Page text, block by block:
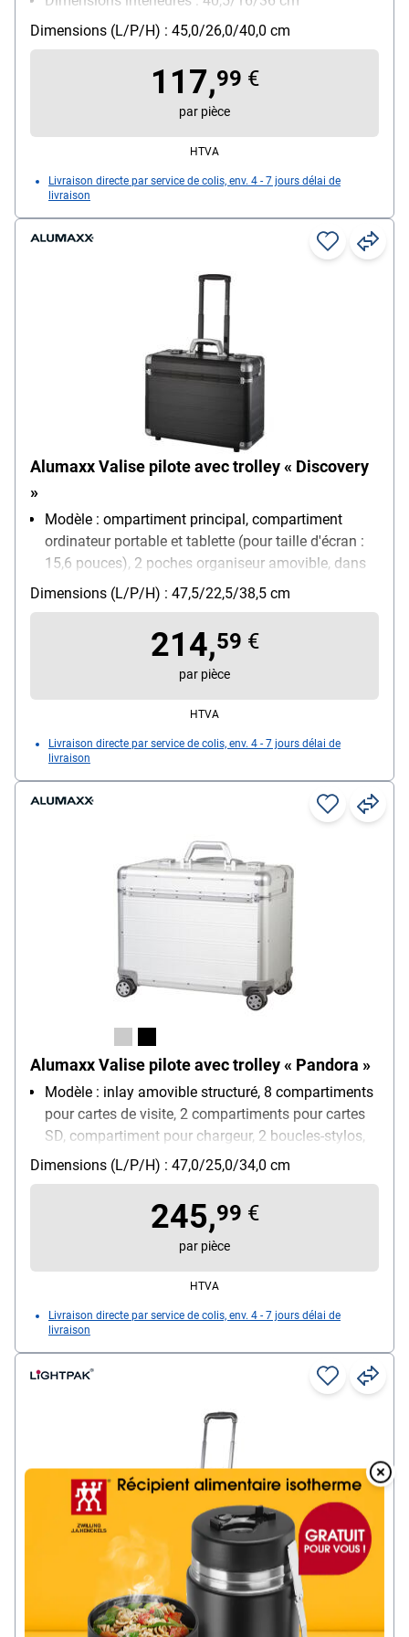
Overlay
Poids : 3.76 kg
Dimensions (L/P/H) : 45,0/26,0/40,0 cm
117,99 €
par pièce
HTVA
Livraison directe par service de colis, env. 4 - 7 jours délai de
livraison
Alumaxx Valise pilote avec trolley « Discovery
»
Modèle : ompartiment principal, compartiment
ordinateur portable et tablette (pour taille d'écran :
15,6 pouces), 2 poches organiseur amovible, dans
le couvercle : 4 compartiments pour cartes de visite,
1 compartiment pour cartes SD, 2 boucles stylos,
compartiment filet pour câble, 3 boucles élastiques,
système télescopique blocable, poignée
Dimensions intérieures : 46/21/35,5 cm
Poids : 4.2 kg
Dimensions (L/P/H) : 47,5/22,5/38,5 cm
214,59 €
par pièce
HTVA
Livraison directe par service de colis, env. 4 - 7 jours délai de
livraison
Alumaxx Valise pilote avec trolley « Pandora »
Modèle : inlay amovible structuré, 8 compartiments
pour cartes de visite, 2 compartiments pour cartes
SD, compartiment pour chargeur, 2 boucles-stylos,
poche filet, compartiment pour GSM, compartiment
tablette (14 pouces), deux pochettes organiseur
amovibles, dans le couvercle, 4 compartiments pour
cartes de visite, deux compartiments pour cartes SD
Dimensions (L/P/H) : 47,0/25,0/34,0 cm
245,99 €
par pièce
HTVA
Livraison directe par service de colis, env. 4 - 7 jours délai de
livraison
Lightpak Trolley business ordinateur portable «
RPET » en matériau recyclé